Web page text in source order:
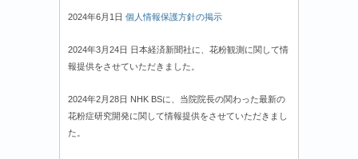
2024年6月1日 個人情報保護方針の掲示
2024年3月24日 日本経済新聞社に、花粉観測に関して情
報提供をさせていただきました。
2024年2月28日 NHK BSに、当院院長の関わった最新の
花粉症研究開発に関して情報提供をさせていただきまし
た。